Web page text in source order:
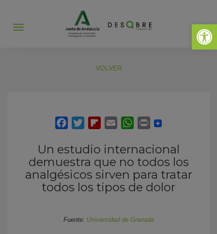
Abrir
Abrir
VOLVER
Un estudio internacional
demuestra que no todos los
analgésicos sirven para tratar
todos los tipos de dolor
Fuente: Universidad de Granada